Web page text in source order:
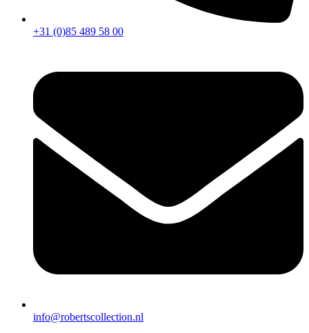
+31 (0)85 489 58 00
info@robertscollection.nl